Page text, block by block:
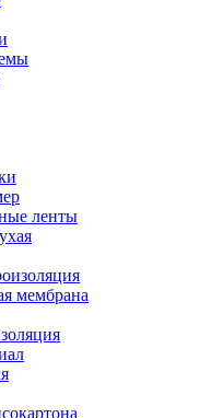
ленты
мембрана